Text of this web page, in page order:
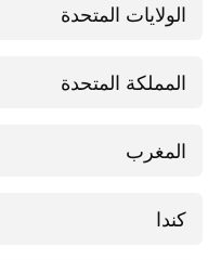
الولايات المتحدة
المملكة المتحدة
المغرب
كندا